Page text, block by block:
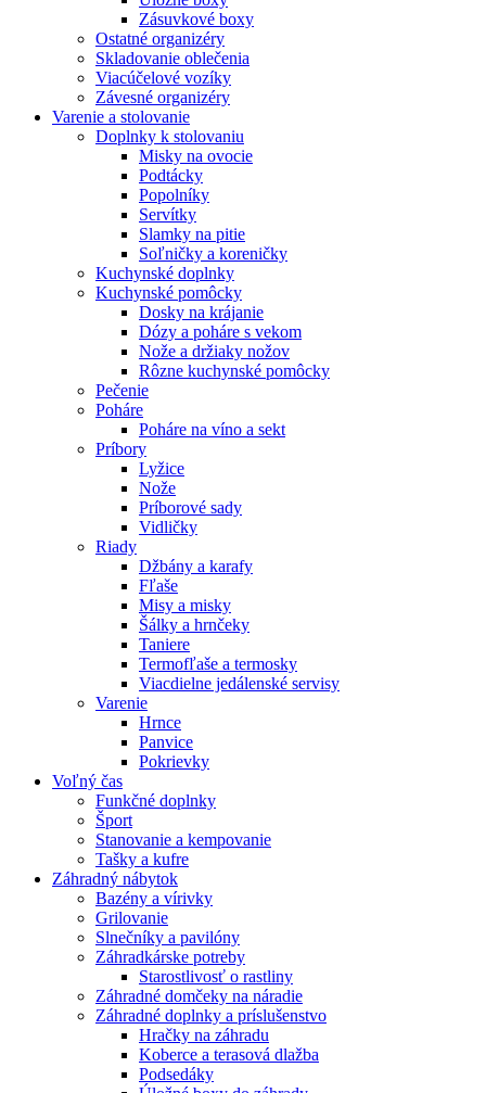
Zásuvkové boxy
Ostatné organizéry
Skladovanie oblečenia
Viacúčelové vozíky
Závesné organizéry
Varenie a stolovanie
Doplnky k stolovaniu
Misky na ovocie
Podtácky
Popolníky
Servítky
Slamky na pitie
Soľničky a koreničky
Kuchynské doplnky
Kuchynské pomôcky
Dosky na krájanie
Dózy a poháre s vekom
Nože a držiaky nožov
Rôzne kuchynské pomôcky
Pečenie
Poháre
Poháre na víno a sekt
Príbory
Lyžice
Nože
Príborové sady
Vidličky
Riady
Džbány a karafy
Fľaše
Misy a misky
Šálky a hrnčeky
Taniere
Termofľaše a termosky
Viacdielne jedálenské servisy
Varenie
Hrnce
Panvice
Pokrievky
Voľný čas
Funkčné doplnky
Šport
Stanovanie a kempovanie
Tašky a kufre
Záhradný nábytok
Bazény a vírivky
Grilovanie
Slnečníky a pavilóny
Záhradkárske potreby
Starostlivosť o rastliny
Záhradné domčeky na náradie
Záhradné doplnky a príslušenstvo
Hračky na záhradu
Koberce a terasová dlažba
Podsedáky